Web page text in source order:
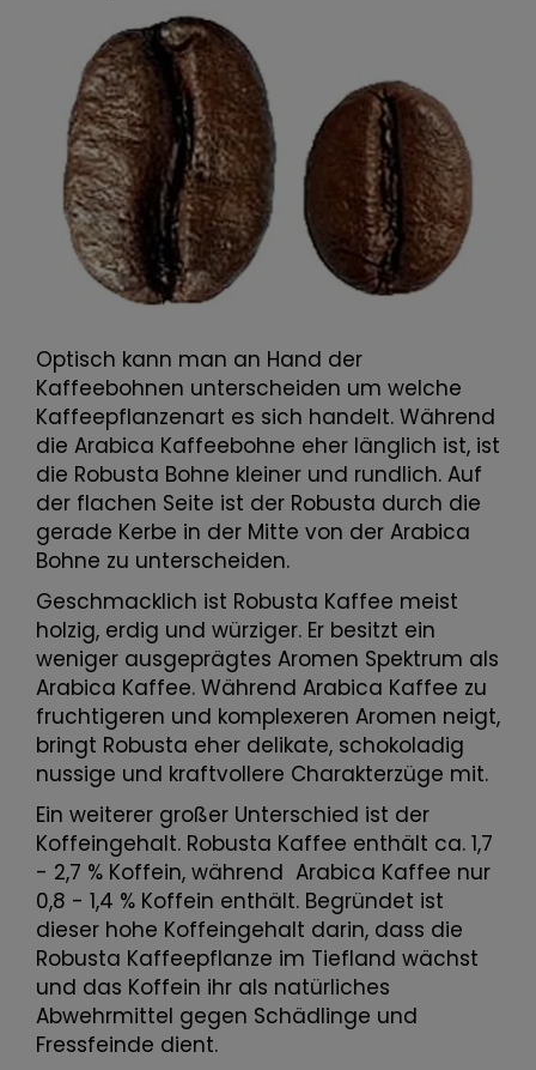
Optisch kann man an Hand der
Kaffeebohnen unterscheiden um welche
Kaffeepflanzenart es sich handelt. Während
die Arabica Kaffeebohne eher länglich ist, ist
die Robusta Bohne kleiner und rundlich. Auf
der flachen Seite ist der Robusta durch die
gerade Kerbe in der Mitte von der Arabica
Bohne zu unterscheiden.
Geschmacklich ist Robusta Kaffee meist
holzig, erdig und würziger. Er besitzt ein
weniger ausgeprägtes Aromen Spektrum als
Arabica Kaffee. Während Arabica Kaffee zu
fruchtigeren und komplexeren Aromen neigt,
bringt Robusta eher delikate, schokoladig
nussige und kraftvollere Charakterzüge mit.
Ein weiterer großer Unterschied ist der
Koffeingehalt. Robusta Kaffee enthält ca. 1,7
- 2,7 % Koffein, während Arabica Kaffee nur
0,8 - 1,4 % Koffein enthält. Begründet ist
dieser hohe Koffeingehalt darin, dass die
Robusta Kaffeepflanze im Tiefland wächst
und das Koffein ihr als natürliches
Abwehrmittel gegen Schädlinge und
Fressfeinde dient.